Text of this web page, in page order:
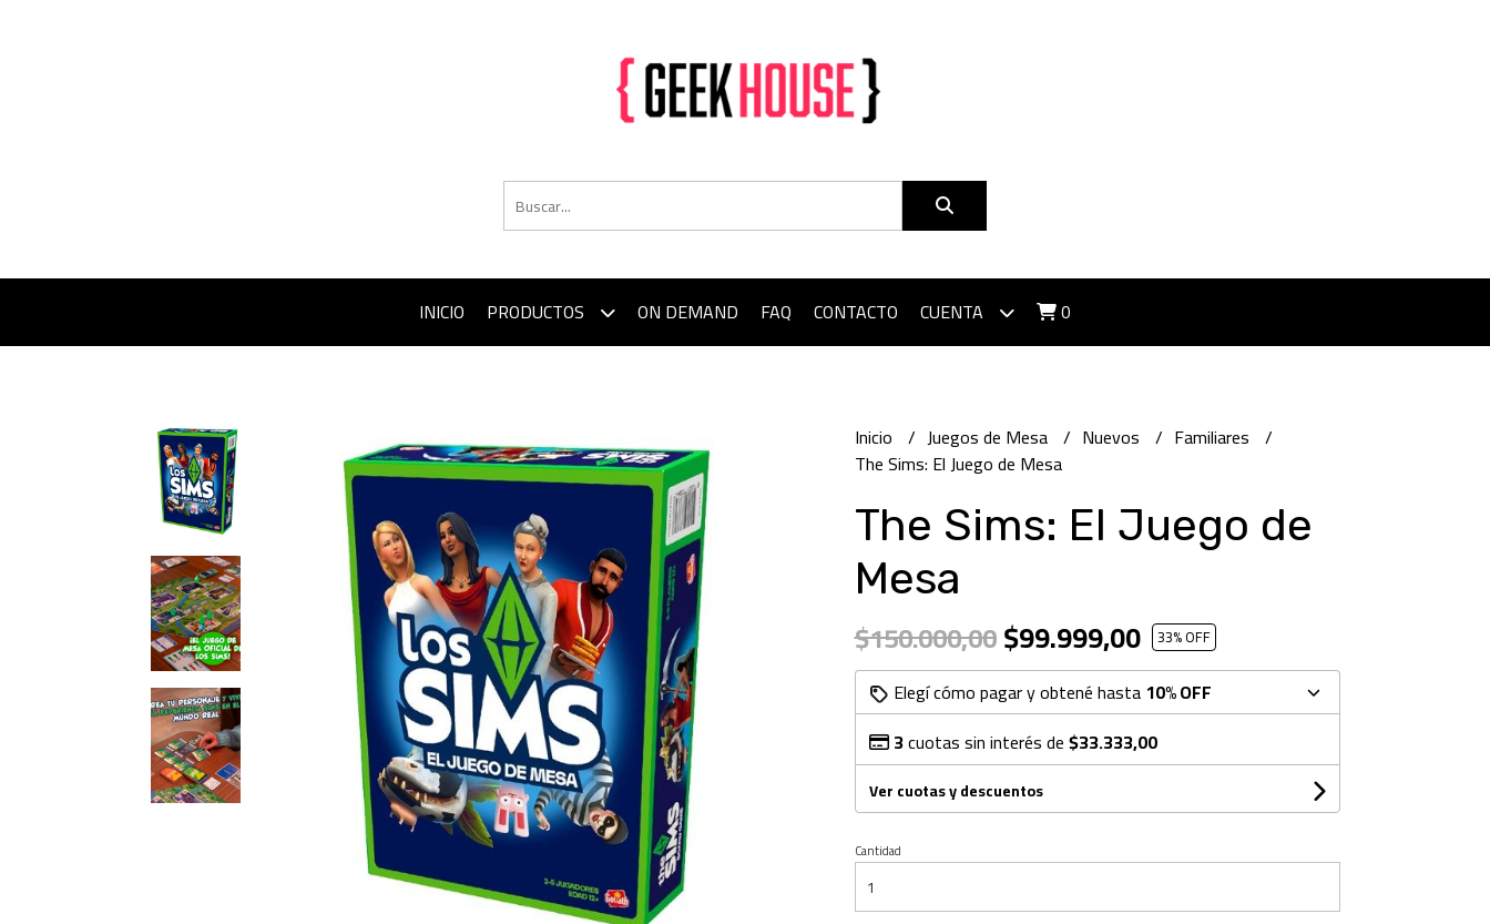
INICIO PRODUCTOS ON DEMAND FAQ CONTACTO CUENTA 0
Inicio Juegos de Mesa Nuevos
Familiares
The Sims: El Juego de Mesa
The Sims: El Juego de
Mesa
$150.000,00$99.999,00 33% OFF
Elegí cómo pagar y obtené hasta 10% OFF
3cuotas sin interés de$33.333,00
Ver cuotas y descuentos
Cantidad